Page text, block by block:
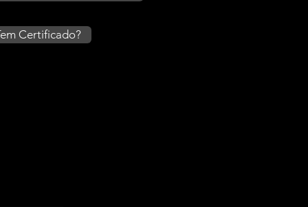
Certificado?